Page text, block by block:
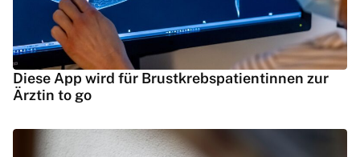
Diese App wird für Brustkrebspatientinnen zur
Ärztin to go